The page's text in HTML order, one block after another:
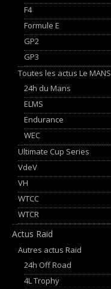
F4
Formule E
GP2
GP3
Toutes les actus Le MANS
24h du Mans
ELMS
Endurance
WEC
Ultimate Cup Series
VdeV
VH
WTCC
WTCR
Actus Raid
Autres actus Raid
24h Off Road
4L Trophy